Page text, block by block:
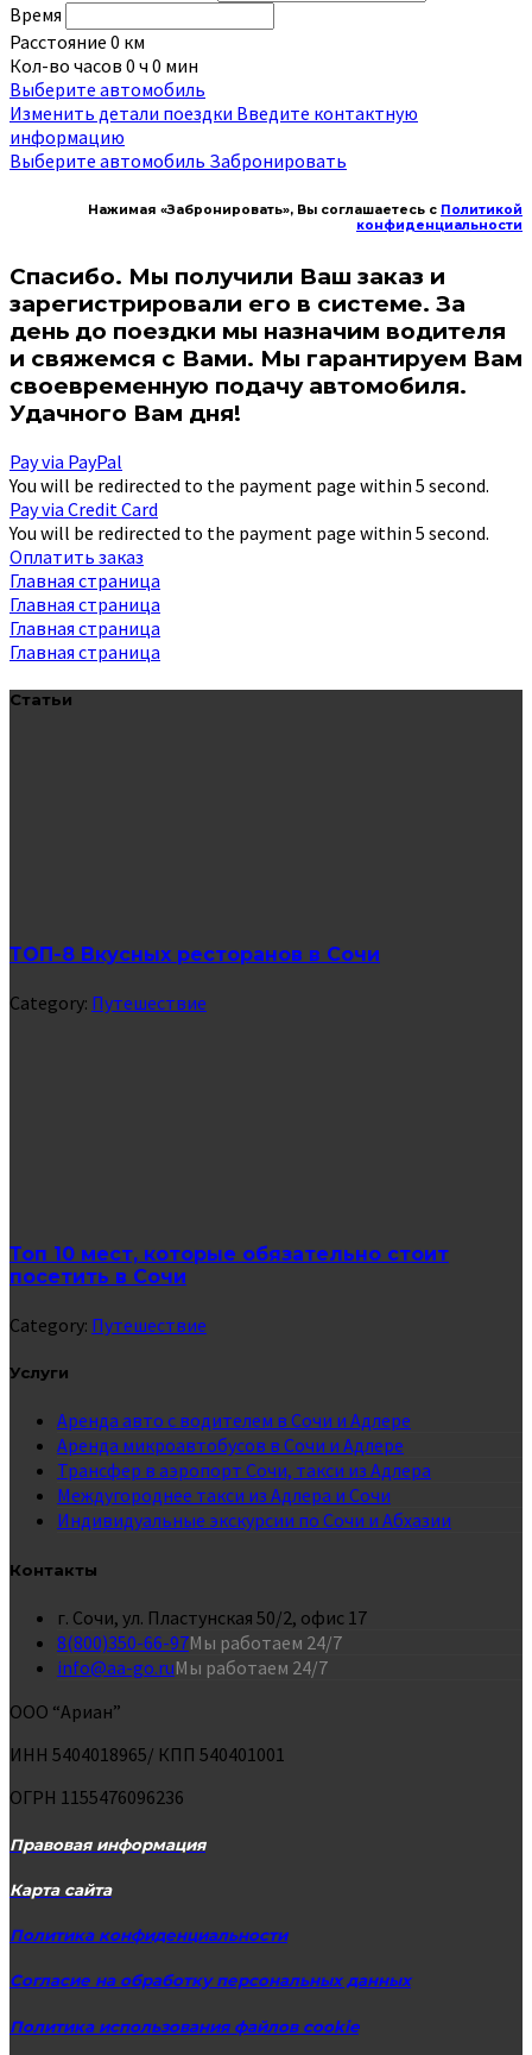
Время
Расстояние 0 км
Кол-во часов 0 ч 0 мин
Выберите автомобиль
Изменить детали поездки Введите контактную
информацию
Выберите автомобиль Забронировать
Нажимая «Забронировать», Вы соглашаетесь с Политикой
конфиденциальности
Спасибо. Мы получили Ваш заказ и
зарегистрировали его в системе. За
день до поездки мы назначим водителя
и свяжемся с Вами. Мы гарантируем Вам
своевременную подачу автомобиля.
Удачного Вам дня!
Pay via PayPal
You will be redirected to the payment page within 5 second.
Pay via Credit Card
You will be redirected to the payment page within 5 second.
Оплатить заказ
Главная страница
Главная страница
Главная страница
Главная страница
Статьи
ТОП-8 Вкусных ресторанов в Сочи
Category: Путешествие
Топ 10 мест, которые обязательно стоит
посетить в Сочи
Category: Путешествие
Услуги
Аренда авто с водителем в Сочи и Адлере
Аренда микроавтобусов в Сочи и Адлере
Трансфер в аэропорт Сочи, такси из Адлера
Междугороднее такси из Адлера и Сочи
Индивидуальные экскурсии по Сочи и Абхазии
Контакты
г. Сочи, ул. Пластунская 50/2, офис 17
8(800)350-66-97Мы работаем 24/7
info@aa-go.ruМы работаем 24/7
ООО “Ариан”
ИНН 5404018965/ КПП 540401001
ОГРН 1155476096236
Правовая информация
Карта сайта
Политика конфиденциальности
Согласие на обработку персональных данных
Политика использования файлов cookie